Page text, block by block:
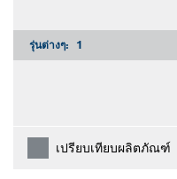
รุ่นต่างๆ: 1
เปรียบเทียบผลิตภัณฑ์